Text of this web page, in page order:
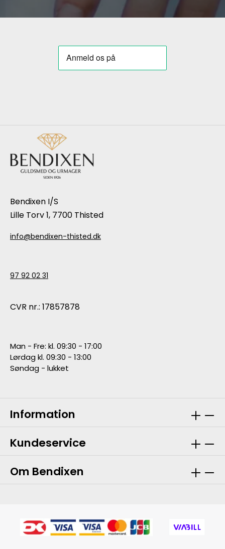
Bendixen I/S
Lille Torv 1, 7700 Thisted
info@bendixen-thisted.dk
97 92 02 31
CVR nr.: 17857878
Man - Fre: kl. 09:30 - 17:00
Lørdag kl. 09:30 - 13:00
Søndag - lukket
Information
Kundeservice
Om Bendixen